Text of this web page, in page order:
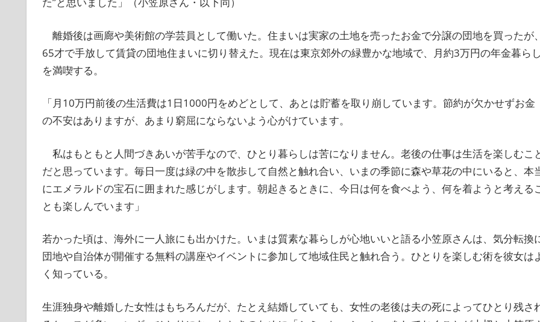
離婚後は画廊や美術館の学芸員として働いた。住まいは実家の土地を売ったお金で分譲の団地を買ったが、
65才で手放して賃貸の団地住まいに切り替えた。現在は東京郊外の緑豊かな地域で、月約3万円の年金暮らし
を満喫する。
「月10万円前後の生活費は1日1000円をめどとして、あとは貯蓄を取り崩しています。節約が欠かせずお金
の不安はありますが、あまり窮屈にならないよう心がけています。
私はもともと人間づきあいが苦手なので、ひとり暮らしは苦になりません。老後の仕事は生活を楽しむこ
だと思っています。毎日一度は緑の中を散歩して自然と触れ合い、いまの季節に森や草花の中にいると、本
にエメラルドの宝石に囲まれた感じがします。朝起きるときに、今日は何を食べよう、何を着ようと考える
とも楽しんでいます」
若かった頃は、海外に一人旅にも出かけた。いまは質素な暮らしが心地いいと語る小笠原さんは、気分転換
団地や自治体が開催する無料の講座やイベントに参加して地域住民と触れ合う。ひとりを楽しむ術を彼女は
く知っている。
生涯独身や離婚した女性はもちろんだが、たとえ結婚していても、女性の老後は夫の死によってひとり残さ